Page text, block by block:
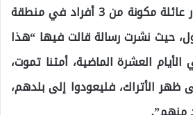
وذلك على خلفية انتحار عائلة مكونة من 3 أفراد في منطقة
حيث نشرت رسالة قالت فيها “هذا
العشرة الماضية، أمتنا تموت،
ظهر الأتراك، فليعودوا إلى بلدهم،